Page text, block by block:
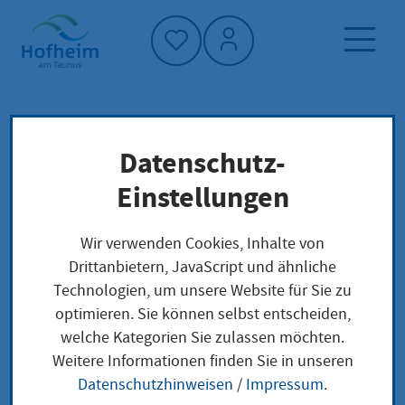
Startseite"
Dienstleistung-Finder
Lokale Anliegen
Auskunfts- und Übermittlungssperren im
Melderegister Eintragung
Übermittlungssperre zur Auskunft an Parteien
Auskunfts- und
Datenschutz-
Einstellungen
Wir verwenden Cookies, Inhalte von
Drittanbietern, JavaScript und ähnliche
Technologien, um unsere Website für Sie zu
optimieren. Sie können selbst entscheiden,
welche Kategorien Sie zulassen möchten.
Weitere Informationen finden Sie in unseren
Datenschutzhinweisen / Impressum.